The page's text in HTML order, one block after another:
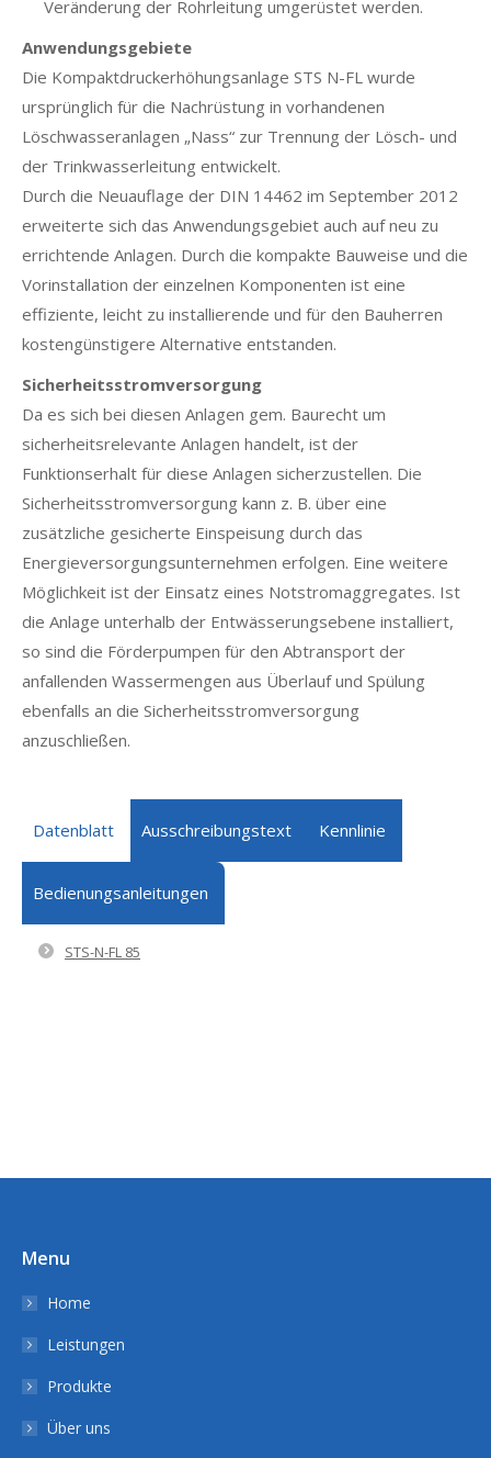
Veränderung der Rohrleitung umgerüstet werden.
Anwendungsgebiete
Die Kompaktdruckerhöhungsanlage STS N-FL wurde
ursprünglich für die Nachrüstung in vorhandenen
Löschwasseranlagen „Nass“ zur Trennung der Lösch- und
der Trinkwasserleitung entwickelt.
Durch die Neuauflage der DIN 14462 im September 2012
erweiterte sich das Anwendungsgebiet auch auf neu zu
errichtende Anlagen. Durch die kompakte Bauweise und die
Vorinstallation der einzelnen Komponenten ist eine
effiziente, leicht zu installierende und für den Bauherren
kostengünstigere Alternative entstanden.
Sicherheitsstromversorgung
Da es sich bei diesen Anlagen gem. Baurecht um
sicherheitsrelevante Anlagen handelt, ist der
Funktionserhalt für diese Anlagen sicherzustellen. Die
Sicherheitsstromversorgung kann z. B. über eine
zusätzliche gesicherte Einspeisung durch das
Energieversorgungsunternehmen erfolgen. Eine weitere
Möglichkeit ist der Einsatz eines Notstromaggregates. Ist
die Anlage unterhalb der Entwässerungsebene installiert,
so sind die Förderpumpen für den Abtransport der
anfallenden Wassermengen aus Überlauf und Spülung
ebenfalls an die Sicherheitsstromversorgung
anzuschließen.
Datenblatt Ausschreibungstext Kennlinie
Bedienungsanleitungen
STS-N-FL 85
Menu
Home
Leistungen
Produkte
Über uns